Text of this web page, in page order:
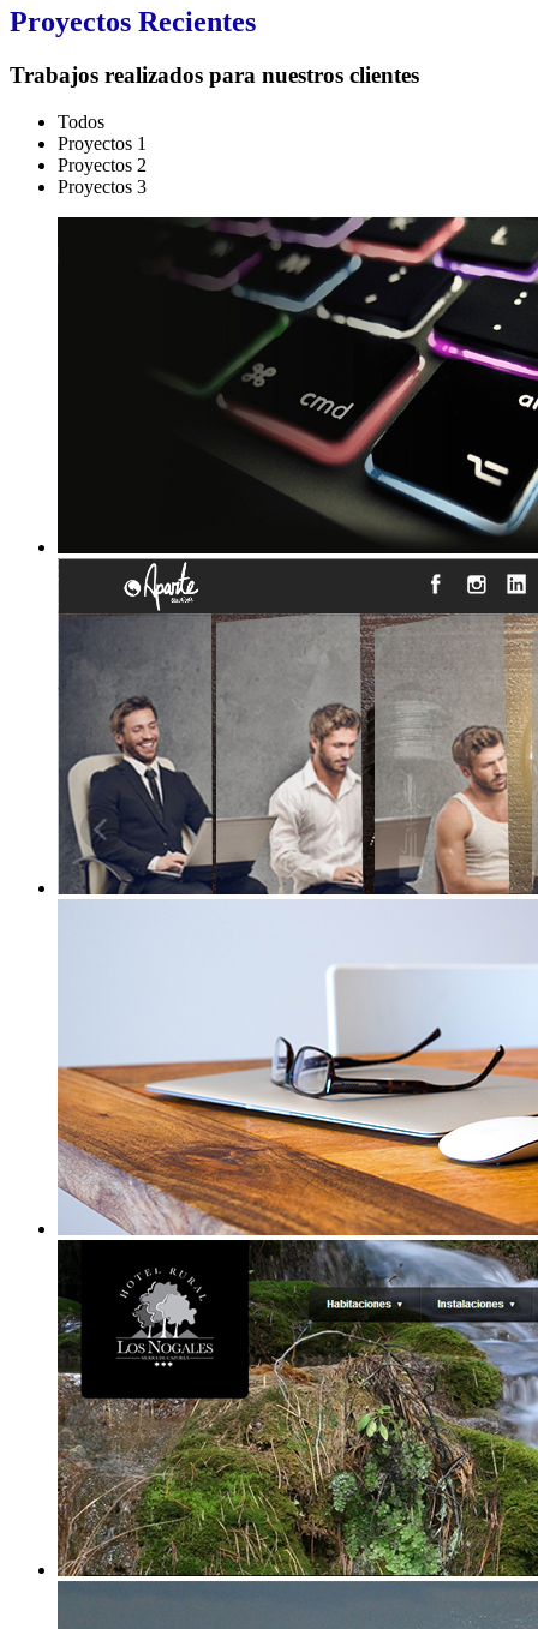
Proyectos Recientes
Trabajos realizados para nuestros clientes
Todos
Proyectos 1
Proyectos 2
Proyectos 3